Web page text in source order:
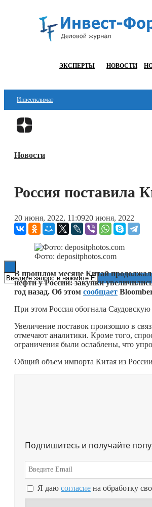
ЭКСПЕРТЫ НОВОСТИ
Инвестклимат
Финансы
Блокчейн
ESG
Новости
Россия поставила
20 июня, 2022, 11:0920 июня, 2022
Фото: depositphotos.com
В прошлом месяце Китай продолжал
нефти у России: закупки
год назад. Об этом сообщает
При этом Россия обогнала
Увеличение поставок произошло в
отмечают аналитики. Кроме того,
ограничения были ослаблены, что
Общий объем импорта Китая из
Подпишитесь и получайте
Я даю согласие на обработку